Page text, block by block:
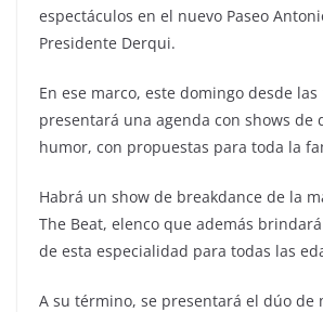
espectáculos en el nuevo Paseo
Presidente Derqui.
En ese marco, este domingo desde las
presentará una agenda con shows de
humor, con propuestas para toda la
Habrá un show de breakdance de la
The Beat, elenco que además
de esta especialidad para todas las
A su término, se presentará el dúo de